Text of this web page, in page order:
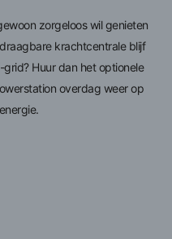
zorgeloos wil genieten
krachtcentrale blijf
grid? Huur dan het optionele
overdag weer op